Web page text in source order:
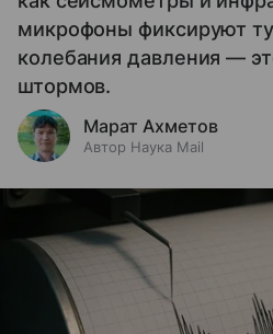
микрофоны фиксируют
колебания давления —
штормов.
Марат Ахметов
Автор Наука Mail